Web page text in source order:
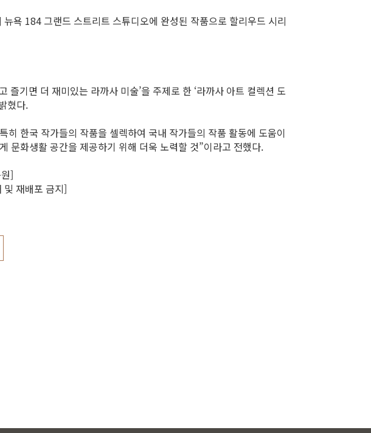
욕 184 그랜드 스트리트 스튜디오에 완성된 작품으로 할리우드 시리
기면 더 재미있는 라까사 미술’을 주제로 한 ‘라까사 아트 컬렉션 도
혔다.
한국 작가들의 작품을 셀렉하여 국내 작가들의 작품 활동에 도움이
문화생활 공간을 제공하기 위해 더욱 노력할 것”이라고 전했다.
]
재배포 금지]